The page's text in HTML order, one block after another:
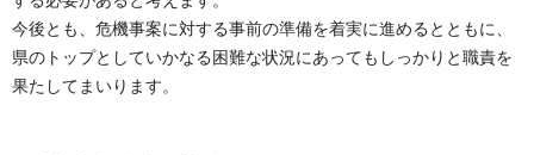
今後とも、危機事案に対する事前の準備を着実に進めるとともに、
県のトップとしていかなる困難な状況にあってもしっかりと職責を
果たしてまいります。